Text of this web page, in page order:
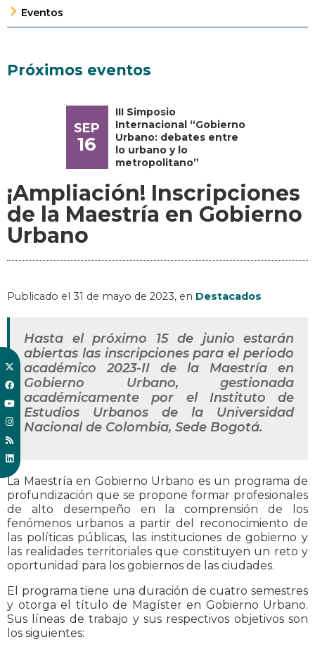
Eventos
Próximos eventos
SEP
16
III Simposio
Internacional “Gobierno
Urbano: debates entre
lo urbano y lo
metropolitano”
¡Ampliación! Inscripciones
de la Maestría en Gobierno
Urbano
Publicado el 31 de mayo de 2023, en Destacados
Hasta el próximo 15 de junio estarán
abiertas las inscripciones para el periodo
académico 2023-II de la Maestría en
Gobierno Urbano, gestionada
académicamente por el Instituto de
Estudios Urbanos de la Universidad
Nacional de Colombia, Sede Bogotá.
La Maestría en Gobierno Urbano es un programa de
profundización que se propone formar profesionales
de alto desempeño en la comprensión de los
fenómenos urbanos a partir del reconocimiento de
las políticas públicas, las instituciones de gobierno y
las realidades territoriales que constituyen un reto y
oportunidad para los gobiernos de las ciudades.
El programa tiene una duración de cuatro semestres
y otorga el título de Magíster en Gobierno Urbano.
Sus líneas de trabajo y sus respectivos objetivos son
los siguientes: